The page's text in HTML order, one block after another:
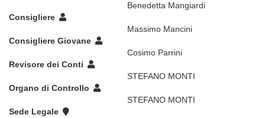
Benedetta Mangiardi
Consigliere
Massimo Mancini
Consigliere Giovane
Cosimo Parrini
Revisore dei Conti
STEFANO MONTI
Organo di Controllo
STEFANO MONTI
Sede Legale